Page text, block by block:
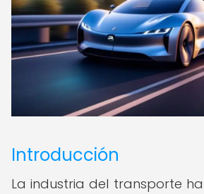
Introducción
La industria del transporte